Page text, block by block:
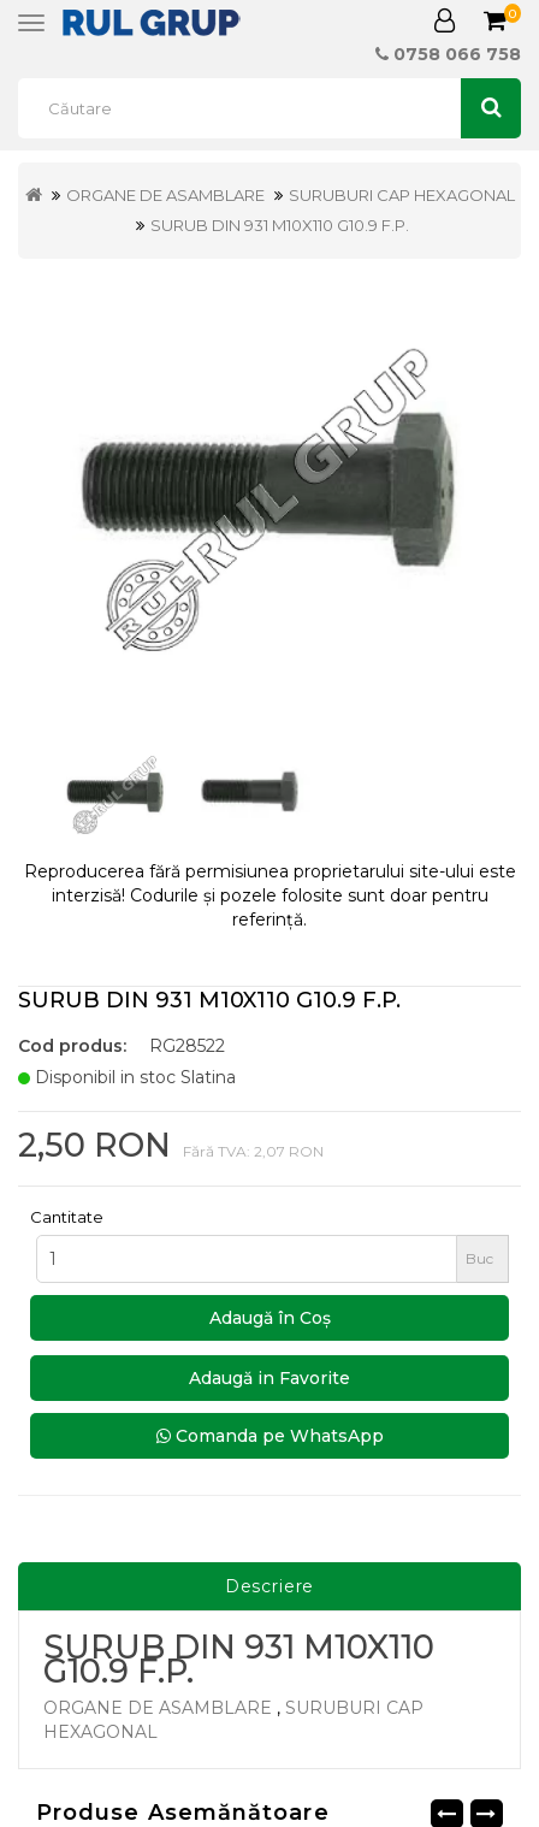
Toggle
0
0758 066 758
ORGANE DE ASAMBLARE
SURUBURI CAP HEXAGONAL
SURUB DIN 931 M10X110 G10.9 F.P.
Reproducerea fără permisiunea proprietarului site-ului este
interzisă! Codurile și pozele folosite sunt doar pentru
referință.
SURUB DIN 931 M10X110 G10.9 F.P.
Cod produs:
RG28522
Disponibil in stoc Slatina
2,50 RON Fără TVA: 2,07 RON
Cantitate
Buc
Adaugă în Coş
Adaugă in Favorite
Comanda pe WhatsApp
Descriere
SURUB DIN 931 M10X110
G10.9 F.P.
ORGANE DE ASAMBLARE , SURUBURI CAP
HEXAGONAL
Produse Asemănătoare